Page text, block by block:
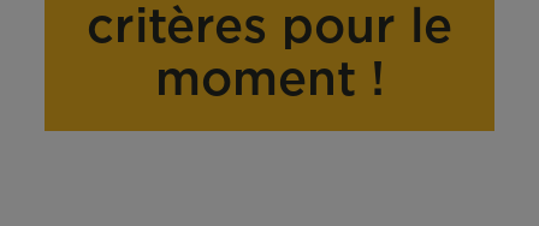
critères pour le
moment !